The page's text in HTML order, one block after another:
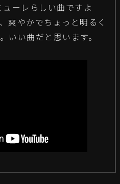
ーレらしい曲ですよ
爽やかでちょっと明るく
いい曲だと思います。